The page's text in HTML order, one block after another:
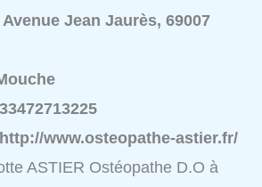
Avenue Jean Jaurès, 69007
http://www.osteopathe-astier.fr/
ASTIER Ostéopathe D.O à